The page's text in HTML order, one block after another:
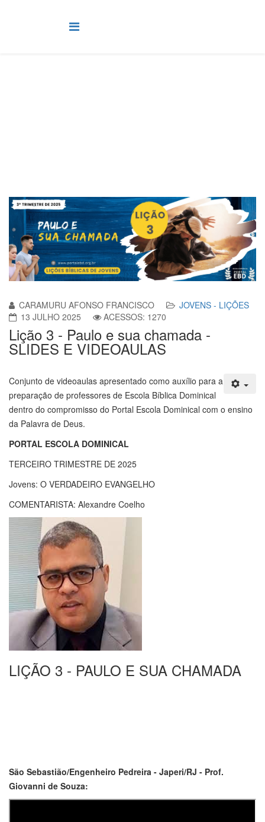
CARAMURU AFONSO FRANCISCO
JOVENS - LIÇÕES
13 JULHO 2025
ACESSOS: 1270
Lição 3 - Paulo e sua chamada -
SLIDES E VIDEOAULAS
Conjunto de videoaulas apresentado como auxílio para a
preparação de professores de Escola Bíblica Dominical
dentro do compromisso do Portal Escola Dominical com o ensino
da Palavra de Deus.
PORTAL ESCOLA DOMINICAL
TERCEIRO TRIMESTRE DE 2025
Jovens: O VERDADEIRO EVANGELHO
COMENTARISTA: Alexandre Coelho
LIÇÃO 3 - PAULO E SUA CHAMADA
São Sebastião/Engenheiro Pedreira - Japeri/RJ - Prof.
Giovanni de Souza: